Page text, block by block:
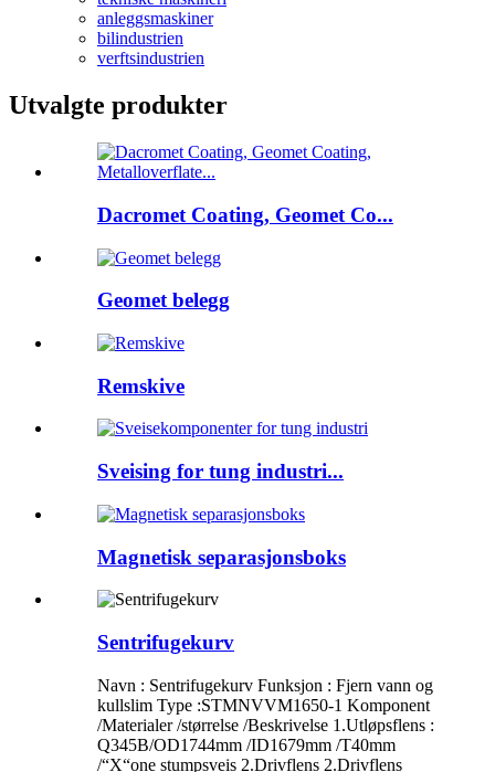
anleggsmaskiner
bilindustrien
verftsindustrien
Utvalgte produkter
Dacromet Coating, Geomet Co...
Geomet belegg
Remskive
Sveising for tung industri...
Magnetisk separasjonsboks
Sentrifugekurv
Navn : Sentrifugekurv Funksjon : Fjern vann og
kullslim Type :STMNVVM1650-1 Komponent
/Materialer /størrelse /Beskrivelse 1.Utløpsflens :
Q345B/OD1744mm /ID1679mm /T40mm
/“X“one stumpsveis 2.Drivflens 2.Drivflens